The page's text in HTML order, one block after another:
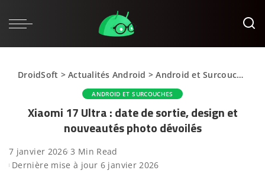
DroidSoft >Actualités Android >Android et Surcouches
ANDROID ET SURCOUCHES
Xiaomi 17 Ultra : date de sortie, design et
nouveautés photo dévoilés
7 janvier 2026 3 Min Read
Dernière mise à jour 6 janvier 2026